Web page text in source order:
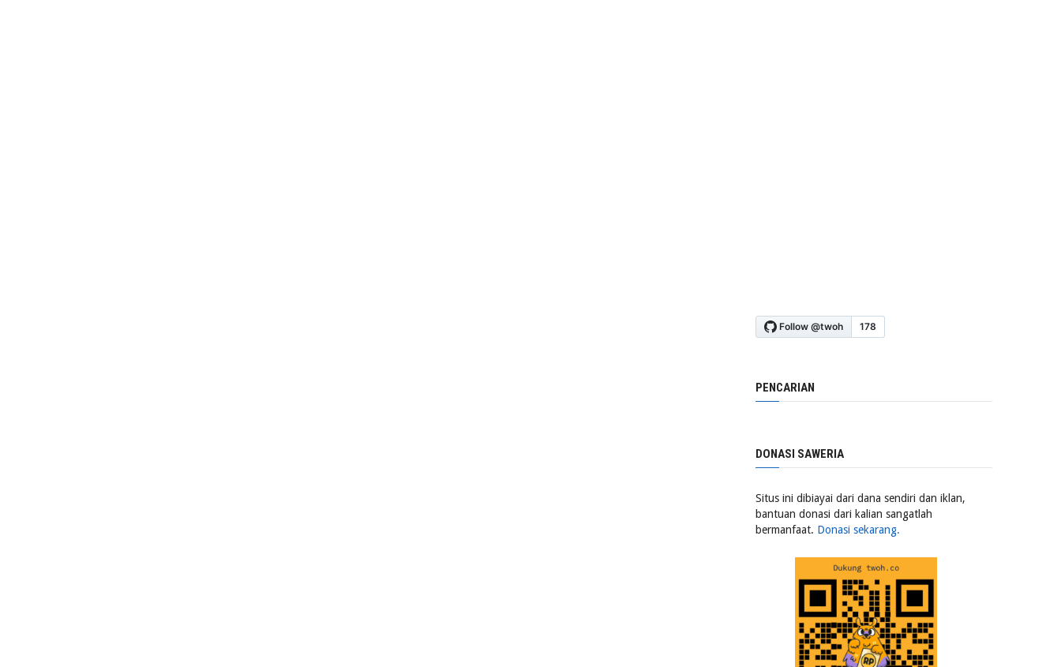
PENCARIAN
DONASI SAWERIA
Situs ini dibiayai dari dana sendiri dan iklan,
bantuan donasi dari kalian sangatlah
bermanfaat. Donasi sekarang.